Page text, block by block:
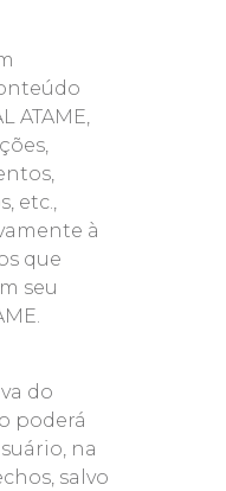
ATAME,
etc.,
à
que
seu
do
poderá
na
salvo